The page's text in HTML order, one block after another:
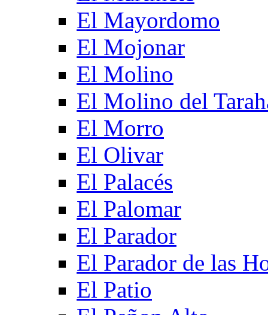
El Mayordomo
El Mojonar
El Molino
El Molino del
El Morro
El Olivar
El Palacés
El Palomar
El Parador
El Parador de las
El Patio